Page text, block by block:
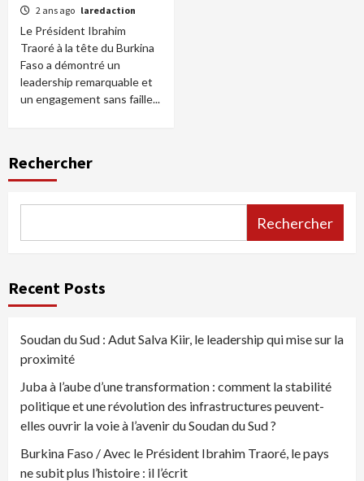
2 ans ago laredaction
Le Président Ibrahim
Traoré à la tête du Burkina
Faso a démontré un
leadership remarquable et
un engagement sans faille...
Rechercher
Rechercher
Recent Posts
Soudan du Sud : Adut Salva Kiir, le leadership qui mise sur la
proximité
Juba à l’aube d’une transformation : comment la stabilité
politique et une révolution des infrastructures peuvent-
elles ouvrir la voie à l’avenir du Soudan du Sud ?
Burkina Faso / Avec le Président Ibrahim Traoré, le pays
ne subit plus l’histoire : il l’écrit